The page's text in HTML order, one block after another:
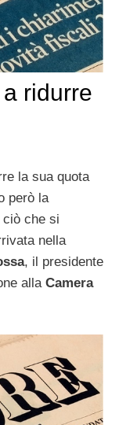
ridurre
la sua quota
però la
ciò che si
nella
, il presidente
alla Camera